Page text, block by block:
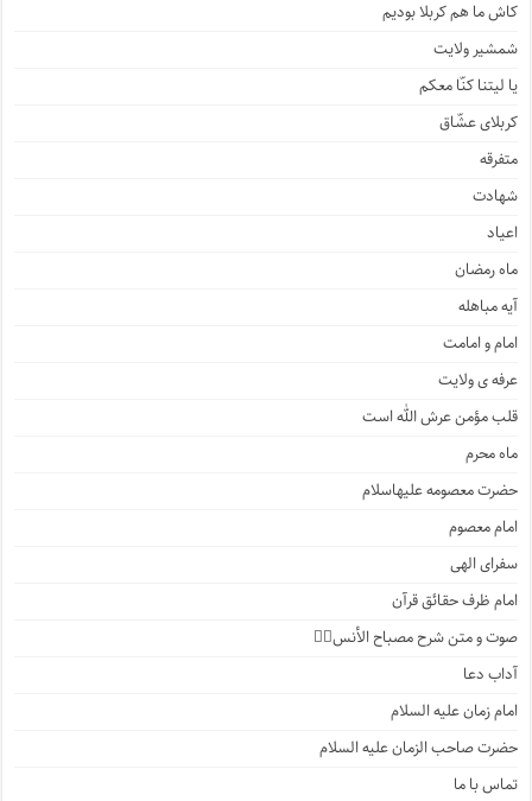
کاش ما هم کربلا بودیم
شمشیر ولایت
یا لیتنا کنّا معکم
کربلای عشّاق
متفرقه
شهادت
اعیاد
ماه رمضان
آیه مباهله
امام و امامت
عرفه ی ولایت
قلب مؤمن عرش الله است
ماه محرم
حضرت معصومه علیهاسلام
امام معصوم
سفرای الهی
امام ظرف حقائق قرآن
صوت و متن شرح مصباح الأنس۲️⃣
آداب دعا
امام زمان علیه السلام
حضرت صاحب الزمان علیه السلام
تماس با ما